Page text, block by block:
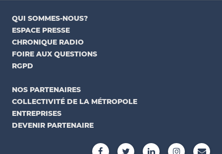
QUI SOMMES-NOUS?
ESPACE PRESSE
CHRONIQUE RADIO
FOIRE AUX QUESTIONS
RGPD
NOS PARTENAIRES
COLLECTIVITÉ DE LA MÉTROPOLE
ENTREPRISES
DEVENIR PARTENAIRE